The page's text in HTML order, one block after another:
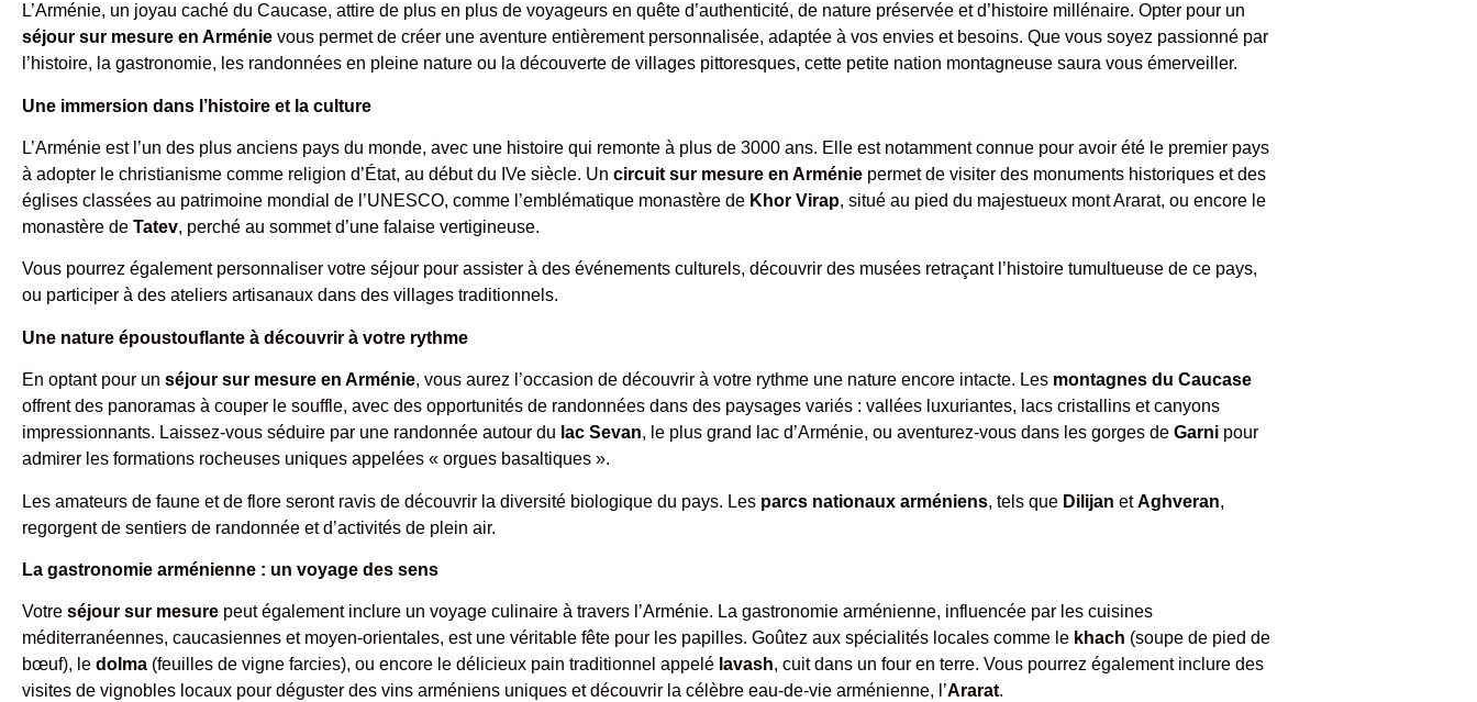
L’Arménie, un joyau caché du Caucase, attire de plus en plus de voyageurs en quête d’authenticité, de nature préservée et d’histoire millénaire. Opter pour un
séjour sur mesure en Arménie vous permet de créer une aventure entièrement personnalisée, adaptée à vos envies et besoins. Que vous soyez passionné par
l’histoire, la gastronomie, les randonnées en pleine nature ou la découverte de villages pittoresques, cette petite nation montagneuse saura vous émerveiller.
Une immersion dans l’histoire et la culture
L’Arménie est l’un des plus anciens pays du monde, avec une histoire qui remonte à plus de 3000 ans. Elle est notamment connue pour avoir été le premier pays
à adopter le christianisme comme religion d’État, au début du IVe siècle. Un circuit sur mesure en Arménie permet de visiter des monuments historiques et des
églises classées au patrimoine mondial de l’UNESCO, comme l’emblématique monastère de Khor Virap, situé au pied du majestueux mont Ararat, ou encore le
monastère de Tatev, perché au sommet d’une falaise vertigineuse.
Vous pourrez également personnaliser votre séjour pour assister à des événements culturels, découvrir des musées retraçant l’histoire tumultueuse de ce pays,
ou participer à des ateliers artisanaux dans des villages traditionnels.
Une nature époustouflante à découvrir à votre rythme
En optant pour un séjour sur mesure en Arménie, vous aurez l’occasion de découvrir à votre rythme une nature encore intacte. Les montagnes du Caucase
offrent des panoramas à couper le souffle, avec des opportunités de randonnées dans des paysages variés : vallées luxuriantes, lacs cristallins et canyons
impressionnants. Laissez-vous séduire par une randonnée autour du lac Sevan, le plus grand lac d’Arménie, ou aventurez-vous dans les gorges de Garni pour
admirer les formations rocheuses uniques appelées « orgues basaltiques ».
Les amateurs de faune et de flore seront ravis de découvrir la diversité biologique du pays. Les parcs nationaux arméniens, tels que Dilijan etAghveran,
regorgent de sentiers de randonnée et d’activités de plein air.
La gastronomie arménienne : un voyage des sens
Votre séjour sur mesure peut également inclure un voyage culinaire à travers l’Arménie. La gastronomie arménienne, influencée par les cuisines
méditerranéennes, caucasiennes et moyen-orientales, est une véritable fête pour les papilles. Goûtez aux spécialités locales comme le khach (soupe de pied de
bœuf), le dolma (feuilles de vigne farcies), ou encore le délicieux pain traditionnel appelé lavash, cuit dans un four en terre. Vous pourrez également inclure des
visites de vignobles locaux pour déguster des vins arméniens uniques et découvrir la célèbre eau-de-vie arménienne, l’Ararat.